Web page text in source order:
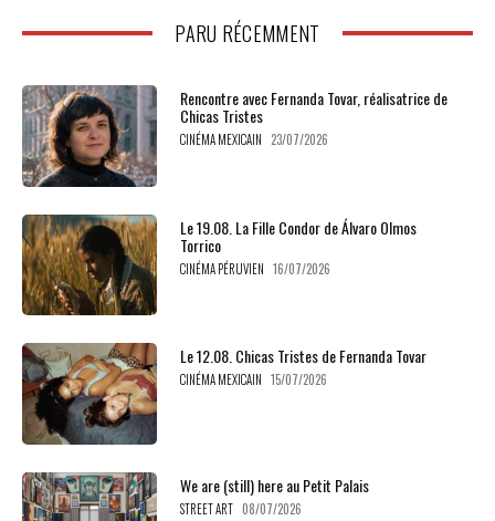
PARU RÉCEMMENT
Rencontre avec Fernanda Tovar, réalisatrice de
Chicas Tristes
CINÉMA MEXICAIN 23/07/2026
Le 19.08. La Fille Condor de Álvaro Olmos
Torrico
CINÉMA PÉRUVIEN 16/07/2026
Le 12.08. Chicas Tristes de Fernanda Tovar
CINÉMA MEXICAIN 15/07/2026
We are (still) here au Petit Palais
STREET ART 08/07/2026